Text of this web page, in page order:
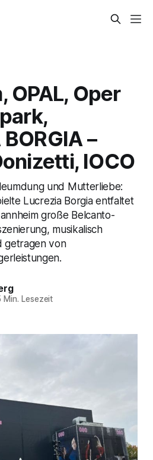
OPAL, Oper
–
IOCO
und Mutterliebe:
Lucrezia Borgia entfaltet
große Belcanto-
musikalisch
getragen von
Min. Lesezeit